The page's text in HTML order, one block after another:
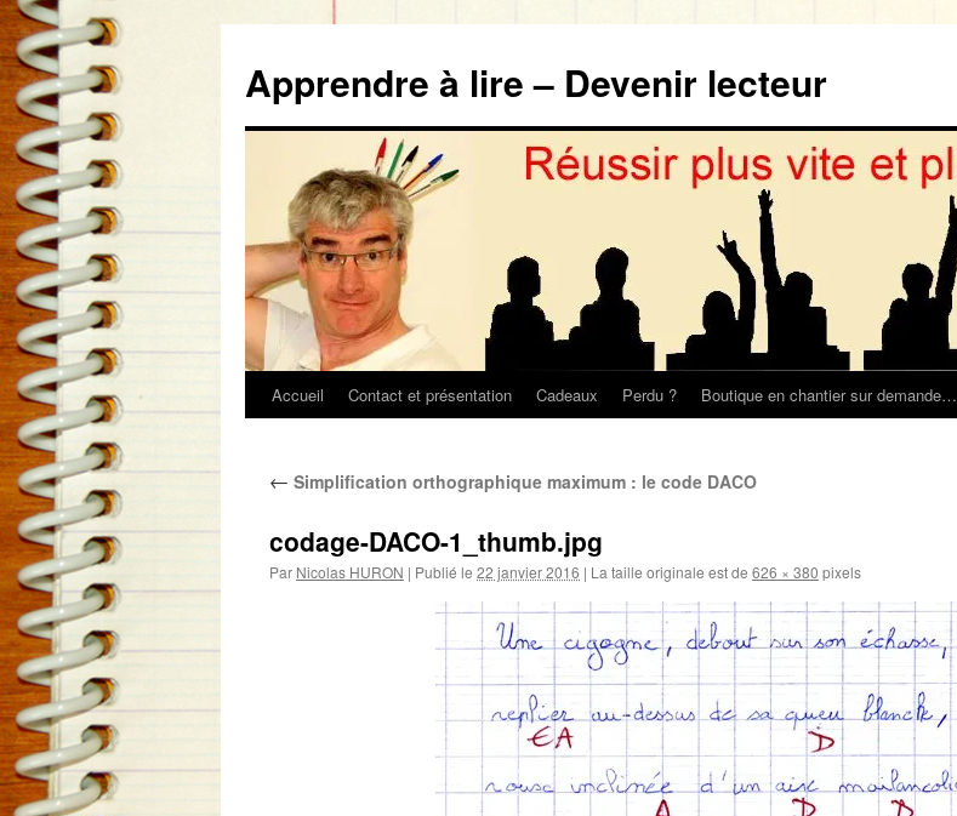
contenu
Apprendre à lire – Devenir lecteur
Accueil Contact et présentation Cadeaux Perdu ? Boutique en chantier sur demande…
← Simplification orthographique maximum : le code DACO
codage-DACO-1_thumb.jpg
Par Nicolas HURON | Publié le 22 janvier 2016 | La taille originale est de 626 × 380 pixels